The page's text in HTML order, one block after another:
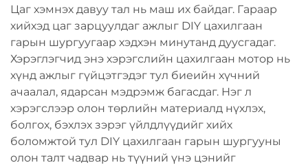
Цаг хэмнэх давуу тал нь маш их байдаг. Гараар
хийхэд цаг зарцуулдаг ажлыг DIY цахилгаан
гарын шургуугаар хэдхэн минутанд дуусгадаг.
Хэрэглэгчид энэ хэрэгслийн цахилгаан мотор нь
хүнд ажлыг гүйцэтгэдэг тул биеийн хүчний
ачаалал, ядарсан мэдрэмж багасдаг. Нэг л
хэрэгслээр олон төрлийн материалд нүхлэх,
болгох, бэхлэх зэрэг үйлдлүүдийг хийх
боломжтой тул DIY цахилгаан гарын шургууны
олон талт чадвар нь түүний үнэ цэнийг